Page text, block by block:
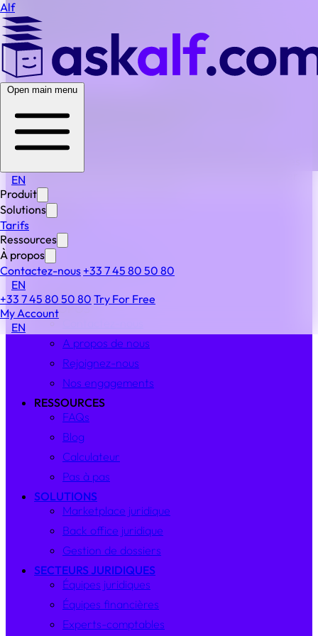
Alf
Open main menu
EN
Produit
Solutions
Tarifs
Ressources
À propos
Contactez-nous +33 7 45 80 50 80
EN
+33 7 45 80 50 80 Try For Free
My Account
EN
BACK TO ALL FAQS
avec les contraintes budgétaires ?
Oui. Alf fonctionne sur un modèle d’abonnement
juridiques et financières d’anticiper leurs coûts et d’éviter
les dépenses juridiques variables.
PRODUIT
Produit
Fonctionnalités
IA & automatisation
À PROPOS
A propos de nous
Rejoignez-nous
Nos engagements
RESSOURCES
FAQs
Blog
Calculateur
Pas à pas
SOLUTIONS
Marketplace juridique
Back office juridique
Gestion de dossiers
SECTEURS JURIDIQUES
Équipes juridiques
Équipes financières
Experts-comptables